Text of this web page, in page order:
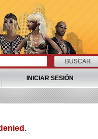
INICIAR SESIÓN